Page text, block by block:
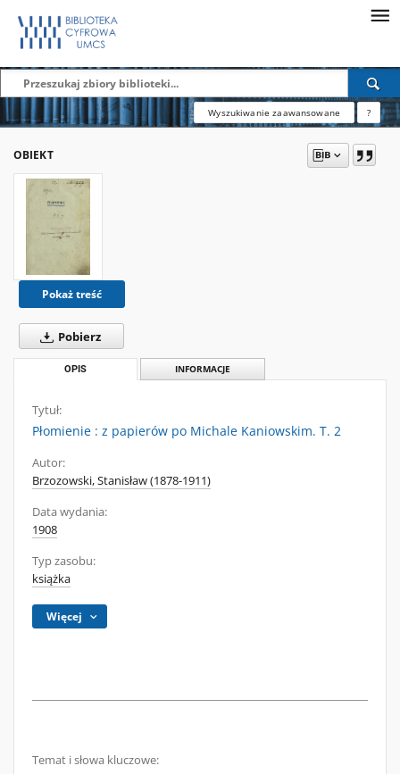
Wyszukiwanie zaawansowane ?
OBIEKT
Pokaż treść
Pobierz
OPIS INFORMACJE
Tytuł:
Płomienie : z papierów po Michale Kaniowskim. T. 2
Autor:
Brzozowski, Stanisław (1878-1911)
Data wydania:
1908
Typ zasobu:
książka
Więcej
Temat i słowa kluczowe: